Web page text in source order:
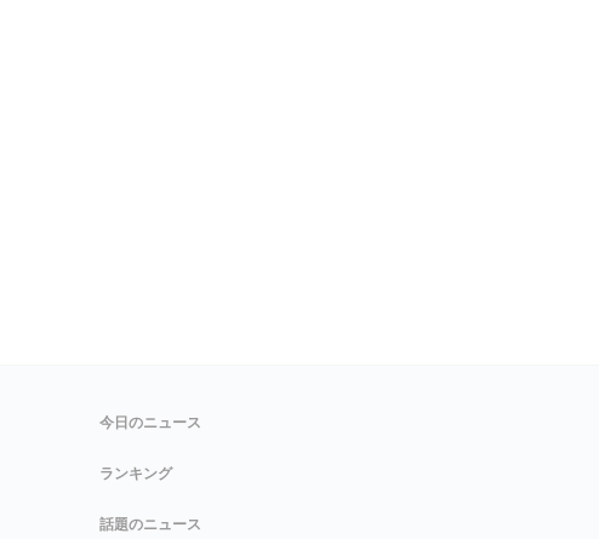
今日のニュース
ランキング
話題のニュース